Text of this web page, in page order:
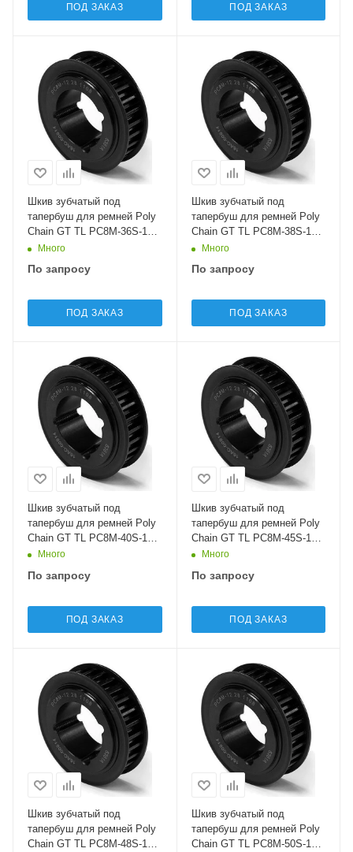
ПОД ЗАКАЗ ПОД ЗАКАЗ
Шкив зубчатый под
тапербуш для ремней Poly
Chain GT TL PC8M-36S-12
SatiМного
По запросу
ПОД ЗАКАЗ
Шкив зубчатый под
тапербуш для ремней Poly
Chain GT TL PC8M-38S-12
SatiМного
По запросу
ПОД ЗАКАЗ
Шкив зубчатый под
тапербуш для ремней Poly
Chain GT TL PC8M-40S-12
SatiМного
По запросу
ПОД ЗАКАЗ
Шкив зубчатый под
тапербуш для ремней Poly
Chain GT TL PC8M-45S-12
SatiМного
По запросу
ПОД ЗАКАЗ
Шкив зубчатый под
тапербуш для ремней Poly
Chain GT TL PC8M-48S-12
Шкив зубчатый под
тапербуш для ремней Poly
Chain GT TL PC8M-50S-12